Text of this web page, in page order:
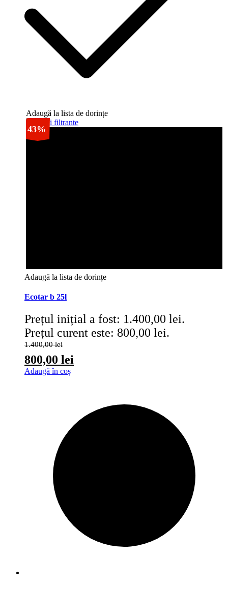
Adaugă la lista de dorințe
43%
Adaugă la lista de dorințe
Ecotar b 25l
1.400,00lei
Prețul inițial a fost: 1.400,00 lei.
800,00 lei
Prețul curent este: 800,00 lei.
Adaugă în coș